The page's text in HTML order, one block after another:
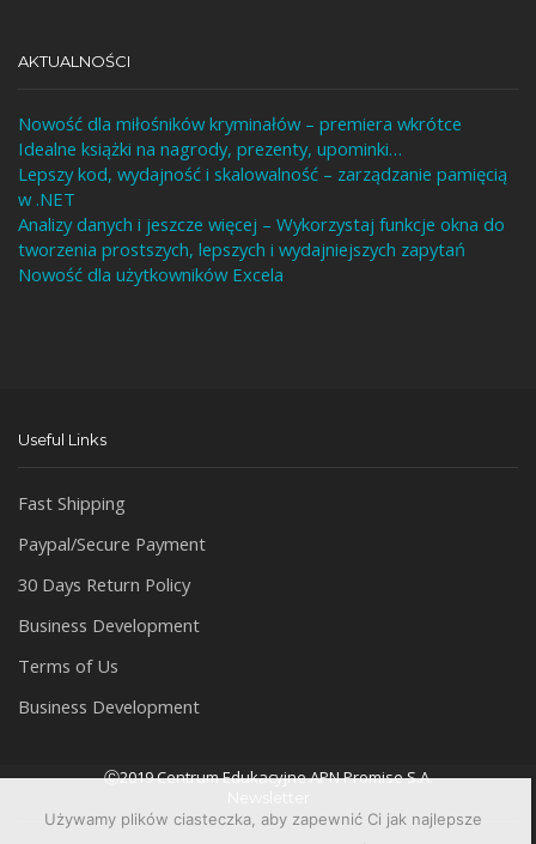
AKTUALNOŚCI
Nowość dla miłośników kryminałów – premiera wkrótce
Idealne książki na nagrody, prezenty, upominki…
Lepszy kod, wydajność i skalowalność – zarządzanie pamięcią
w .NET
Analizy danych i jeszcze więcej – Wykorzystaj funkcje okna do
tworzenia prostszych, lepszych i wydajniejszych zapytań
Nowość dla użytkowników Excela
Useful Links
Fast Shipping
Paypal/Secure Payment
30 Days Return Policy
Business Development
Terms of Us
Business Development
Ⓒ2019 Centrum Edukacyjne APN Promise S.A.
Używamy plików ciasteczka, aby zapewnić Ci jak najlepsze